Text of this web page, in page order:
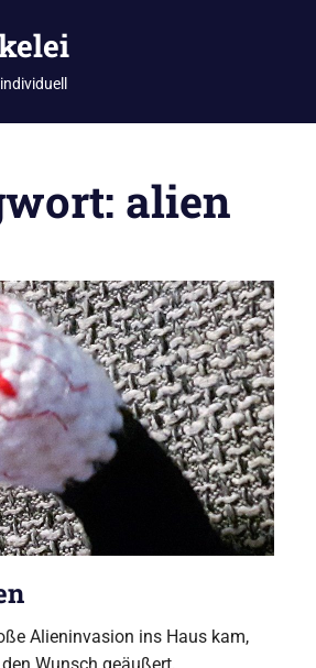
alien
Alieninvasion ins Haus kam,